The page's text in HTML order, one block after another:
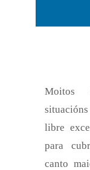
Moitos
libre
para
canto